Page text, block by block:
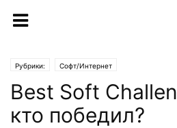
Рубрики: Софт/Интернет
Best Soft
кто победил?